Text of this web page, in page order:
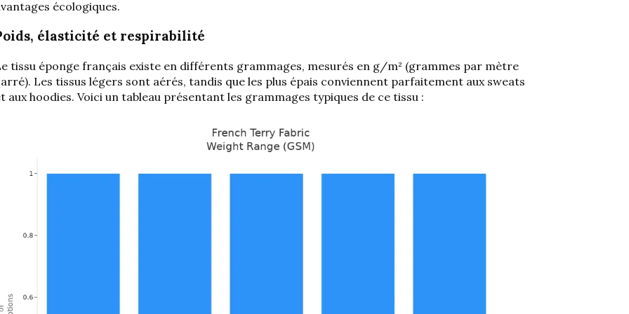
écologiques.
élasticité et respirabilité
tissu éponge français existe en différents grammages, mesurés en g/m² (grammes par mètre
Les tissus légers sont aérés, tandis que les plus épais conviennent parfaitement aux sweats
aux hoodies. Voici un tableau présentant les grammages typiques de ce tissu :